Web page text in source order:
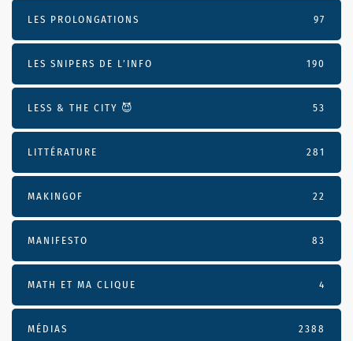
LES PROLONGATIONS 97
LES SNIPERS DE L’INFO 190
LESS & THE CITY 😈 53
LITTÉRATURE 281
MAKINGOF 22
MANIFESTO 83
MATH ET MA CLIQUE 4
MÉDIAS 2388